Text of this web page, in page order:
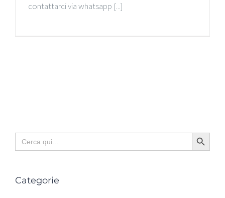
contattarci via whatsapp [...]
Search
for:
Search Button
Categorie